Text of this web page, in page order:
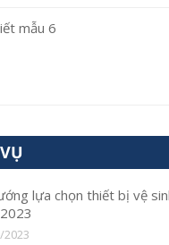
mẫu 6
lựa chọn thiết bị vệ
2023